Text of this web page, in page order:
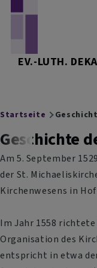
EV.-LUTH.
Breadcrumb
Startseite
Geschichte
Am 5. September
der St.
Kirchenwesens in
Im Jahr 1558
Organisation des
entspricht in etwa